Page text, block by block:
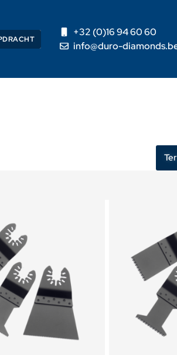
+32 (0)16 94 60 60
info@duro-